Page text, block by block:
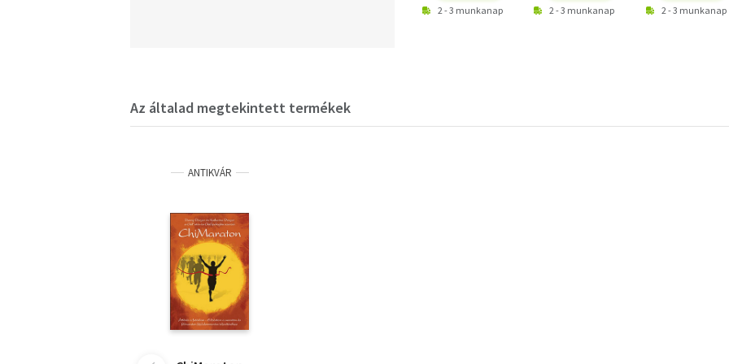
2 - 3 munkanap 2 - 3 munkanap 2 - 3 munkanap
Az általad megtekintett termékek
ANTIKVÁR